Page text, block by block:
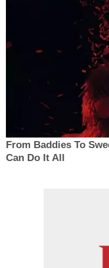
From Baddies To
Can Do It All